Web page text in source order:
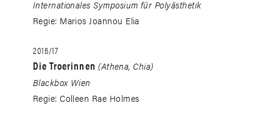
Internationales Symposium für Polyästhetik
Regie: Marios Joannou Elia
2016/17
Die Troerinnen (Athena, Chia)
Blackbox Wien
Regie: Colleen Rae Holmes